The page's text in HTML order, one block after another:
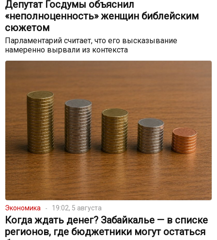
Депутат Госдумы объяснил
«неполноценность» женщин библейским
сюжетом
Парламентарий считает, что его высказывание
намеренно вырвали из контекста
Экономика 19:02, 5 августа
Когда ждать денег? Забайкалье — в списке
регионов, где бюджетники могут остаться